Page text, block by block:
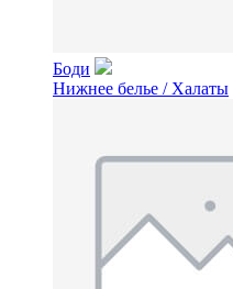
Боди
Нижнее белье / Халаты